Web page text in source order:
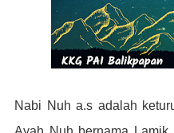
Nabi Nuh a.s adalah